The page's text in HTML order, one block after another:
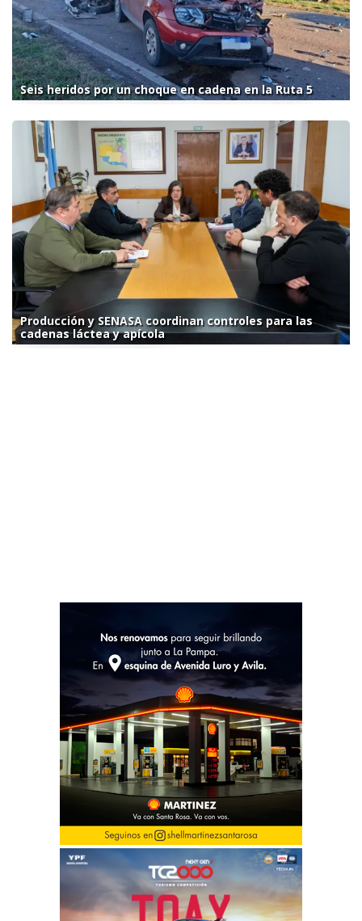
Seis heridos por un choque en cadena en la Ruta 5
Producción y SENASA coordinan controles para las
cadenas láctea y apícola